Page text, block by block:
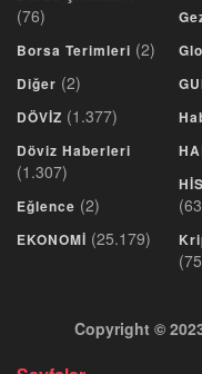
(76)
Borsa Terimleri (2)
Diğer (2)
DÖVİZ (1.377)
Döviz Haberleri
(1.307)
Eğlence (2)
EKONOMİ (25.179)
Copyright ©